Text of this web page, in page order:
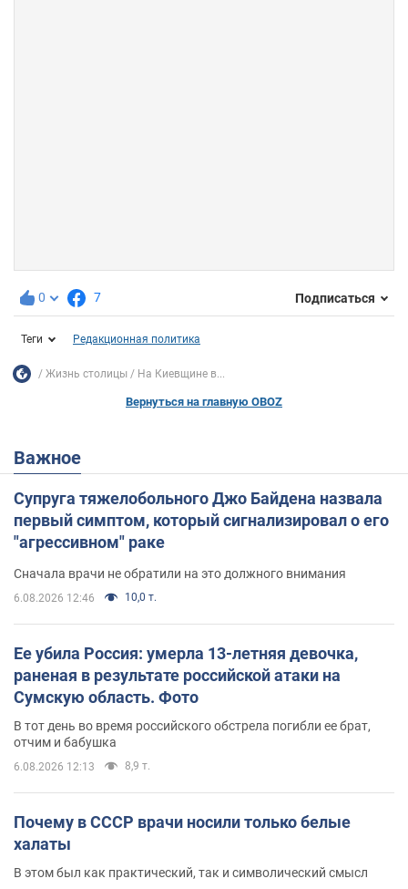
0 7 Подписаться
Теги Редакционная политика
Жизнь столицы На Киевщине в...
Вернуться на главную OBOZ
Важное
Супруга тяжелобольного Джо Байдена назвала
первый симптом, который сигнализировал о его
"агрессивном" раке
Сначала врачи не обратили на это должного внимания
6.08.2026 12:46 10,0 т.
Ее убила Россия: умерла 13-летняя девочка,
раненая в результате российской атаки на
Сумскую область. Фото
В тот день во время российского обстрела погибли ее брат,
отчим и бабушка
6.08.2026 12:13 8,9 т.
Почему в СССР врачи носили только белые
халаты
В этом был как практический, так и символический смысл